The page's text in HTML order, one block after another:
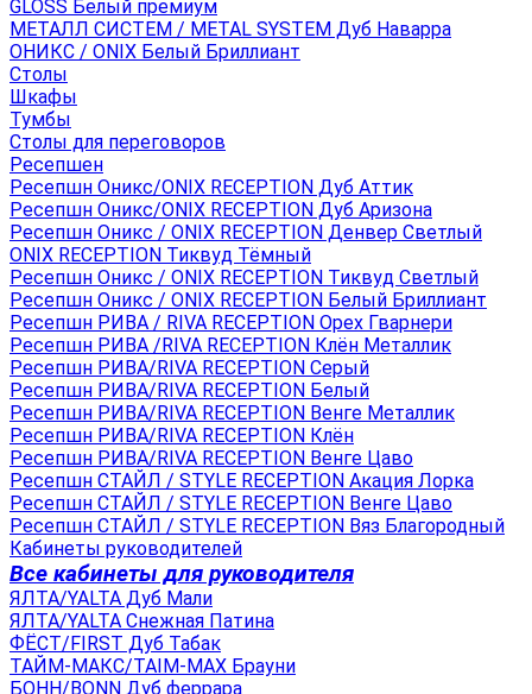
GLOSS Белый премиум
МЕТАЛЛ СИСТЕМ / METAL SYSTEM Дуб Наварра
ОНИКС / ONIX Белый Бриллиант
Столы
Шкафы
Тумбы
Столы для переговоров
Ресепшен
Ресепшн Оникс/ONIX RECEPTION Дуб Аттик
Ресепшн Оникс/ONIX RECEPTION Дуб Аризона
Ресепшн Оникс / ONIX RECEPTION Денвер Светлый
ONIX RECEPTION Тиквуд Тёмный
Ресепшн Оникс / ONIX RECEPTION Тиквуд Светлый
Ресепшн Оникс / ONIX RECEPTION Белый Бриллиант
Ресепшн РИВА / RIVA RECEPTION Орех Гварнери
Ресепшн РИВА /RIVA RECEPTION Клён Металлик
Ресепшн РИВА/RIVA RECEPTION Серый
Ресепшн РИВА/RIVA RECEPTION Белый
Ресепшн РИВА/RIVA RECEPTION Венге Металлик
Ресепшн РИВА/RIVA RECEPTION Клён
Ресепшн РИВА/RIVA RECEPTION Венге Цаво
Ресепшн СТАЙЛ / STYLE RECEPTION Акация Лорка
Ресепшн СТАЙЛ / STYLE RECEPTION Венге Цаво
Ресепшн СТАЙЛ / STYLE RECEPTION Вяз Благородный
Кабинеты руководителей
Все кабинеты для руководителя
ЯЛТА/YALTA Дуб Мали
ЯЛТА/YALTA Снежная Патина
ФЁСТ/FIRST Дуб Табак
ТАЙМ-МАКС/TAIM-MAX Брауни
БОНН/BONN Дуб феррара